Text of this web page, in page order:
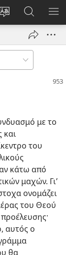
Αλλαγή
γλώσσας
ιστότοπου
στο
JW.ORG
με το
και
του
κάτω από
μαχών. Γι’
ονομάζει
του Θεού
αυτός ο
θα